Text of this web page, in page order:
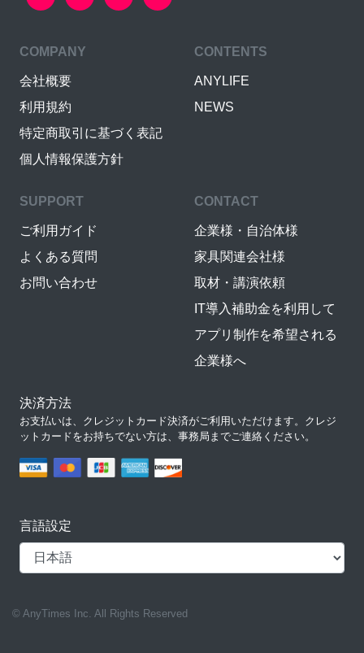
COMPANY
会社概要
利用規約
特定商取引に基づく表記
個人情報保護方針
CONTENTS
ANYLIFE
NEWS
SUPPORT
ご利用ガイド
よくある質問
お問い合わせ
CONTACT
企業様・自治体様
家具関連会社様
取材・講演依頼
IT導入補助金を利用して
アプリ制作を希望される
企業様へ
決済方法
お支払いは、クレジットカード決済がご利用いただけます。クレジ
ットカードをお持ちでない方は、事務局までご連絡ください。
言語設定
© AnyTimes Inc. All Rights Reserved